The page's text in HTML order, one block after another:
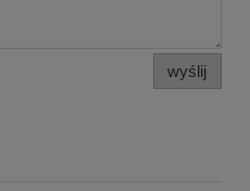
wyślij